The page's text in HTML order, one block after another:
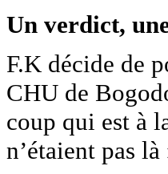
Un verdict,
F.K décide de
CHU de
coup qui est à
n’étaient pas